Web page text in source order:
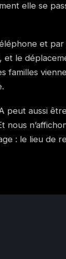
elle se
et par
le
familles
peut aussi
: le lieu de